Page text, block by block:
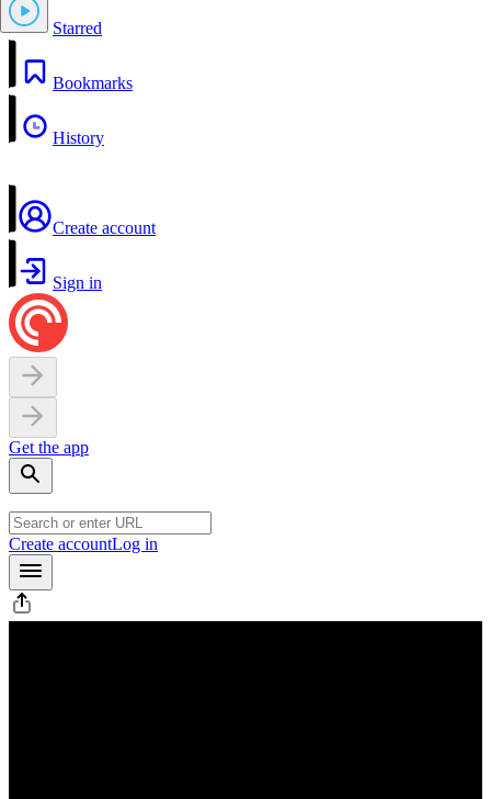
Starred
Bookmarks
History
Create account
Sign in
Get the app
Create accountLog in